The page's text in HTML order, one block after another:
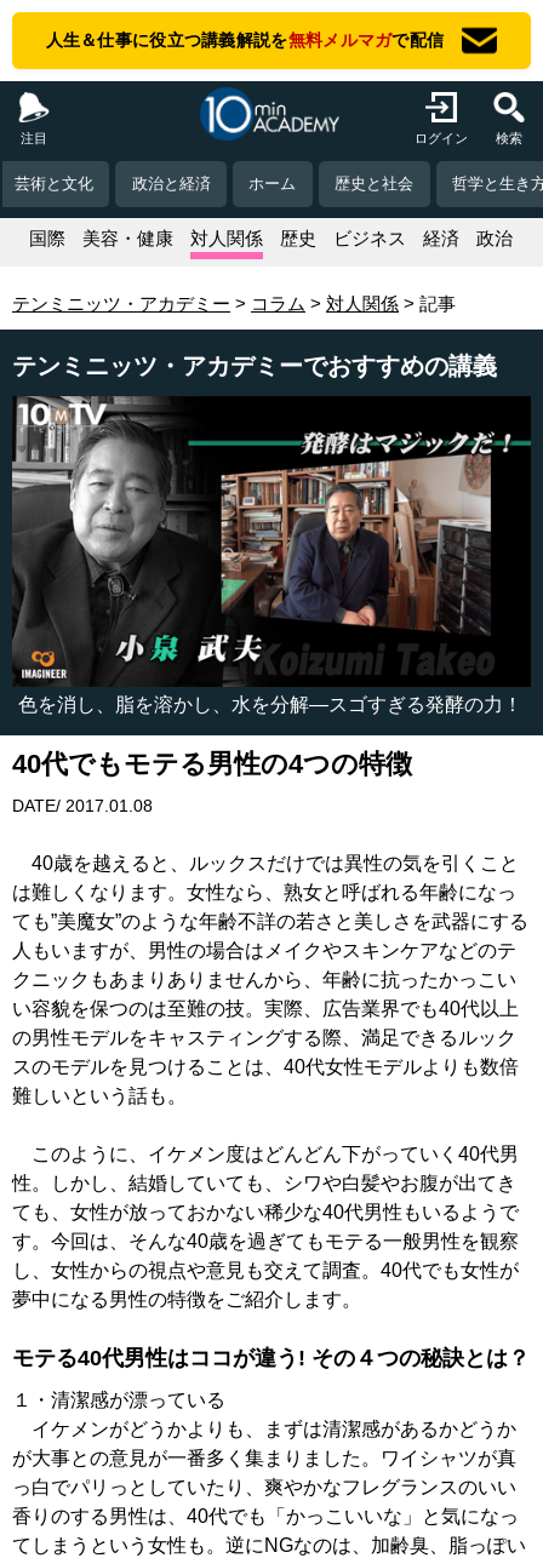
人生＆仕事に役立つ講義解説を無料メルマガで配信
注目 ログイン 検索
芸術と文化 政治と経済 ホーム 歴史と社会 哲学と生き
国際 美容・健康 対人関係 歴史 ビジネス 経済 政治
テンミニッツ・アカデミー コラム 対人関係 記事
テンミニッツ・アカデミーでおすすめの講義
色を消し、脂を溶かし、水を分解―スゴすぎる発酵の力！
40代でもモテる男性の4つの特徴
DATE/ 2017.01.08
40歳を越えると、ルックスだけでは異性の気を引くこと
は難しくなります。女性なら、熟女と呼ばれる年齢になっ
ても”美魔女”のような年齢不詳の若さと美しさを武器にする
人もいますが、男性の場合はメイクやスキンケアなどのテ
クニックもあまりありませんから、年齢に抗ったかっこい
い容貌を保つのは至難の技。実際、広告業界でも40代以上
の男性モデルをキャスティングする際、満足できるルック
スのモデルを見つけることは、40代女性モデルよりも数倍
難しいという話も。
このように、イケメン度はどんどん下がっていく40代男
性。しかし、結婚していても、シワや白髪やお腹が出てき
ても、女性が放っておかない稀少な40代男性もいるようで
す。今回は、そんな40歳を過ぎてもモテる一般男性を観察
し、女性からの視点や意見も交えて調査。40代でも女性が
夢中になる男性の特徴をご紹介します。
モテる40代男性はココが違う! その４つの秘訣とは？
１・清潔感が漂っている
イケメンがどうかよりも、まずは清潔感があるかどうか
が大事との意見が一番多く集まりました。ワイシャツが真
っ白でパリっとしていたり、爽やかなフレグランスのいい
香りのする男性は、40代でも「かっこいいな」と気になっ
てしまうという女性も。逆にNGなのは、加齢臭、脂っぽい